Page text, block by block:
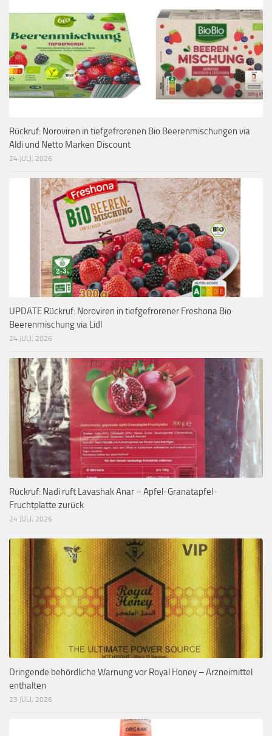
Rückruf: Noroviren in tiefgefrorenen Bio Beerenmischungen via
Aldi und Netto Marken Discount
24 JULI, 2026
UPDATE Rückruf: Noroviren in tiefgefrorener Freshona Bio
Beerenmischung via Lidl
24 JULI, 2026
Rückruf: Nadi ruft Lavashak Anar – Apfel-Granatapfel-
Fruchtplatte zurück
24 JULI, 2026
Dringende behördliche Warnung vor Royal Honey – Arzneimittel
enthalten
23 JULI, 2026